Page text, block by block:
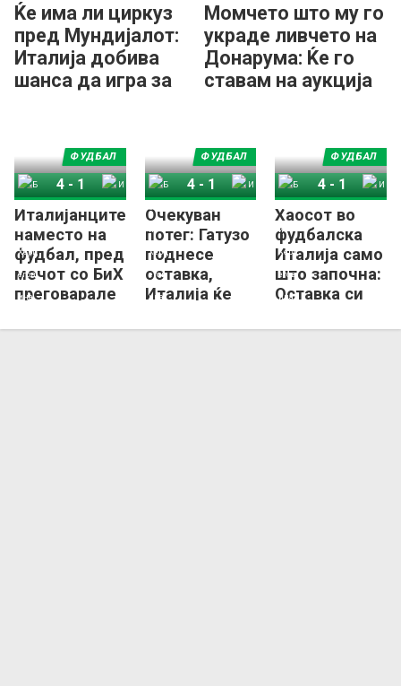
Ќе има ли циркуз
пред Мундијалот:
Италија добива
шанса да игра за
Момчето што му го
украде ливчето на
Донарума: Ќе го
ставам на аукција
Италијанците
наместо на
фудбал, пред
мечот со БиХ
преговарале
ФУДБАЛ
Босна и Херцеговина
4 - 1
Италија
Очекуван
потег: Гатузо
поднесе
оставка,
Италија ќе
селектор!
ФУДБАЛ
Босна и Херцеговина
4- 1
Хаосот во
фудбалска
Италија само
што започна:
Оставка си
Буфон!
ФУДБАЛ
Босна и Херцеговина
4- 1